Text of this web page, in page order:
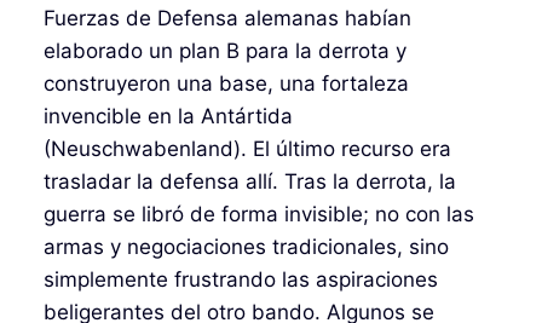
Fuerzas de Defensa alemanas habían
elaborado un plan B para la derrota y
construyeron una base, una fortaleza
invencible en la Antártida
(Neuschwabenland). El último recurso era
trasladar la defensa allí. Tras la derrota, la
guerra se libró de forma invisible; no con las
armas y negociaciones tradicionales, sino
simplemente frustrando las aspiraciones
beligerantes del otro bando. Algunos se